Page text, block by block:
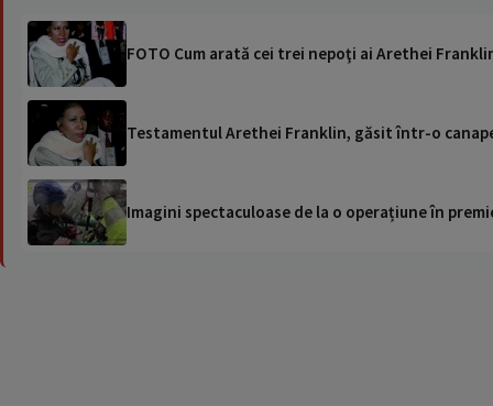
FOTO Cum arată cei trei nepoţi ai Arethei
Testamentul Arethei Franklin, găsit într-o
Imagini spectaculoase de la o operațiune în